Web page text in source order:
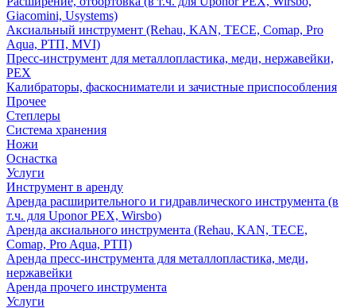
Giacomini, Usystems)
Аксиальный инструмент (Rehau, KAN, TECE, Comap, Pro
Aqua, РТП, MVI)
Пресс-инструмент для металлопластика, меди, нержавейки,
PEX
Калибраторы, фаскосниматели и зачистные приспособления
Прочее
Степлеры
Система хранения
Ножи
Оснастка
Услуги
Инструмент в аренду
Аренда расширительного и гидравлического инструмента (в
т.ч. для Uponor PEX, Wirsbo)
Аренда аксиального инструмента (Rehau, KAN, TECE,
Comap, Pro Aqua, РТП)
Аренда пресс-инструмента для металлопластика, меди,
нержавейки
Аренда прочего инструмента
Услуги